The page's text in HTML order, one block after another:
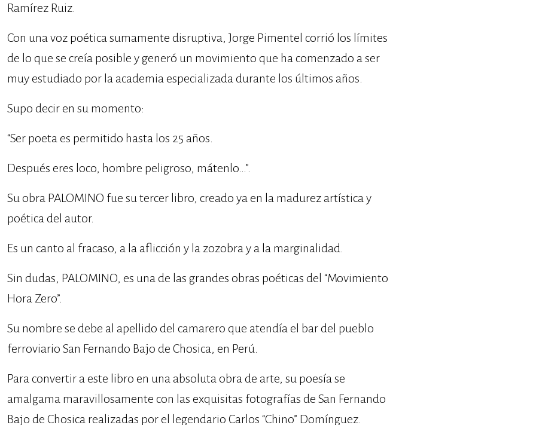
Ramírez Ruiz.
Con una voz poética sumamente disruptiva, Jorge Pimentel corrió los límites
de lo que se creía posible y generó un movimiento que ha comenzado a ser
muy estudiado por la academia especializada durante los últimos años.
Supo decir en su momento:
“Ser poeta es permitido hasta los 25 años.
Después eres loco, hombre peligroso, mátenlo…”.
Su obra PALOMINO fue su tercer libro, creado ya en la madurez artística y
poética del autor.
Es un canto al fracaso, a la aflicción y la zozobra y a la marginalidad.
Sin dudas, PALOMINO, es una de las grandes obras poéticas del “Movimiento
Hora Zero”.
Su nombre se debe al apellido del camarero que atendía el bar del pueblo
ferroviario San Fernando Bajo de Chosica, en Perú.
Para convertir a este libro en una absoluta obra de arte, su poesía se
amalgama maravillosamente con las exquisitas fotografías de San Fernando
Bajo de Chosica realizadas por el legendario Carlos “Chino” Domínguez.